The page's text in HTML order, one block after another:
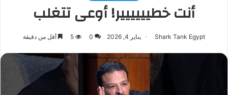
أنت خطيييييير! أوعى تتغلب
Shark Tank Egypt يناير 4, 2026 0
5 أقل من دقيقة